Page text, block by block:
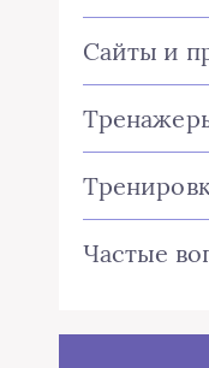
Сайты и
Частые